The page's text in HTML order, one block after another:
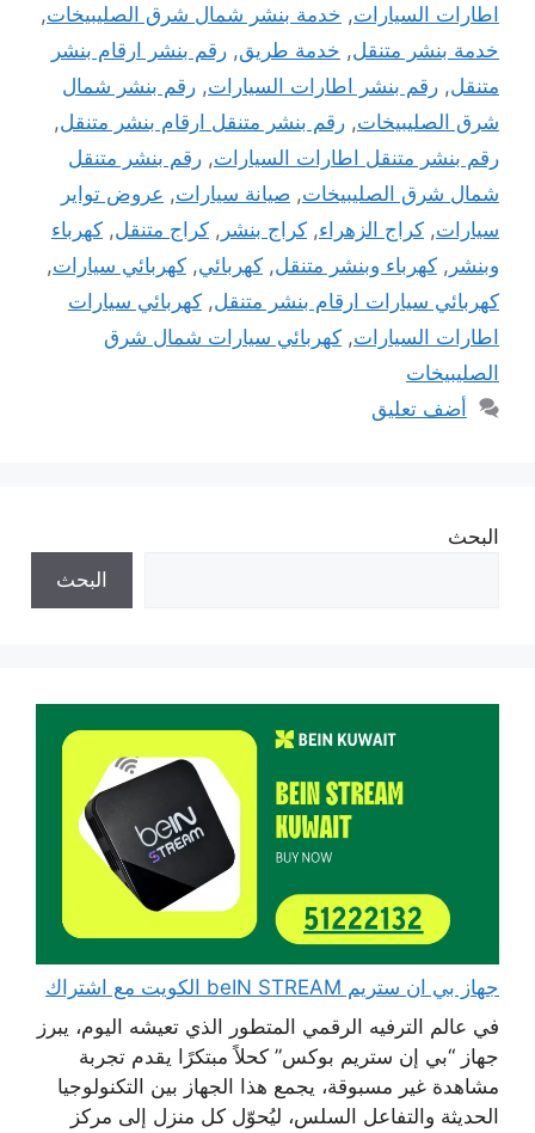
اطارات السيارات, خدمة بنشر شمال شرق الصليبيخات,
خدمة بنشر متنقل, خدمة طريق, رقم بنشر ارقام بنشر
متنقل, رقم بنشر اطارات السيارات, رقم بنشر شمال
شرق الصليبيخات, رقم بنشر متنقل ارقام بنشر متنقل,
رقم بنشر متنقل اطارات السيارات, رقم بنشر متنقل
شمال شرق الصليبيخات, صيانة سيارات, عروض تواير
سيارات, كراج الزهراء, كراج بنشر , كراج متنقل, كهرباء
وبنشر , كهرباء وبنشر متنقل, كهربائي, كهربائي سيارات,
كهربائي سيارات ارقام بنشر متنقل, كهربائي سيارات
اطارات السيارات, كهربائي سيارات شمال شرق
الصليبيخات
أضف تعليق
البحث
البحث
جهاز بي ان ستريم beIN STREAM الكويت مع اشتراك
في عالم الترفيه الرقمي المتطور الذي تعيشه اليوم، يبرز
جهاز “بي إن ستريم بوكس” كحلاً مبتكرًا يقدم تجربة
مشاهدة غير مسبوقة، يجمع هذا الجهاز بين التكنولوجيا
الحديثة والتفاعل السلس، ليُحوّل كل منزل إلى مركز